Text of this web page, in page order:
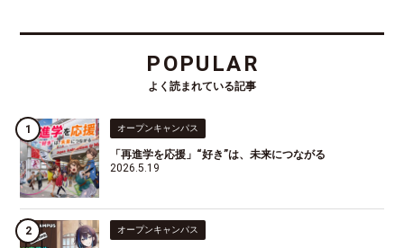
POPULAR
よく読まれている記事
オープンキャンパス
「再進学を応援」“好き”は、未来につながる
2026.5.19
オープンキャンパス